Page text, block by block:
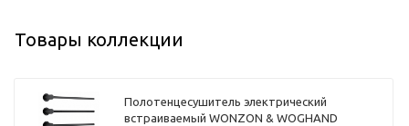
Товары коллекции
Полотенцесушитель электрический
встраиваемый WONZON & WOGHAND